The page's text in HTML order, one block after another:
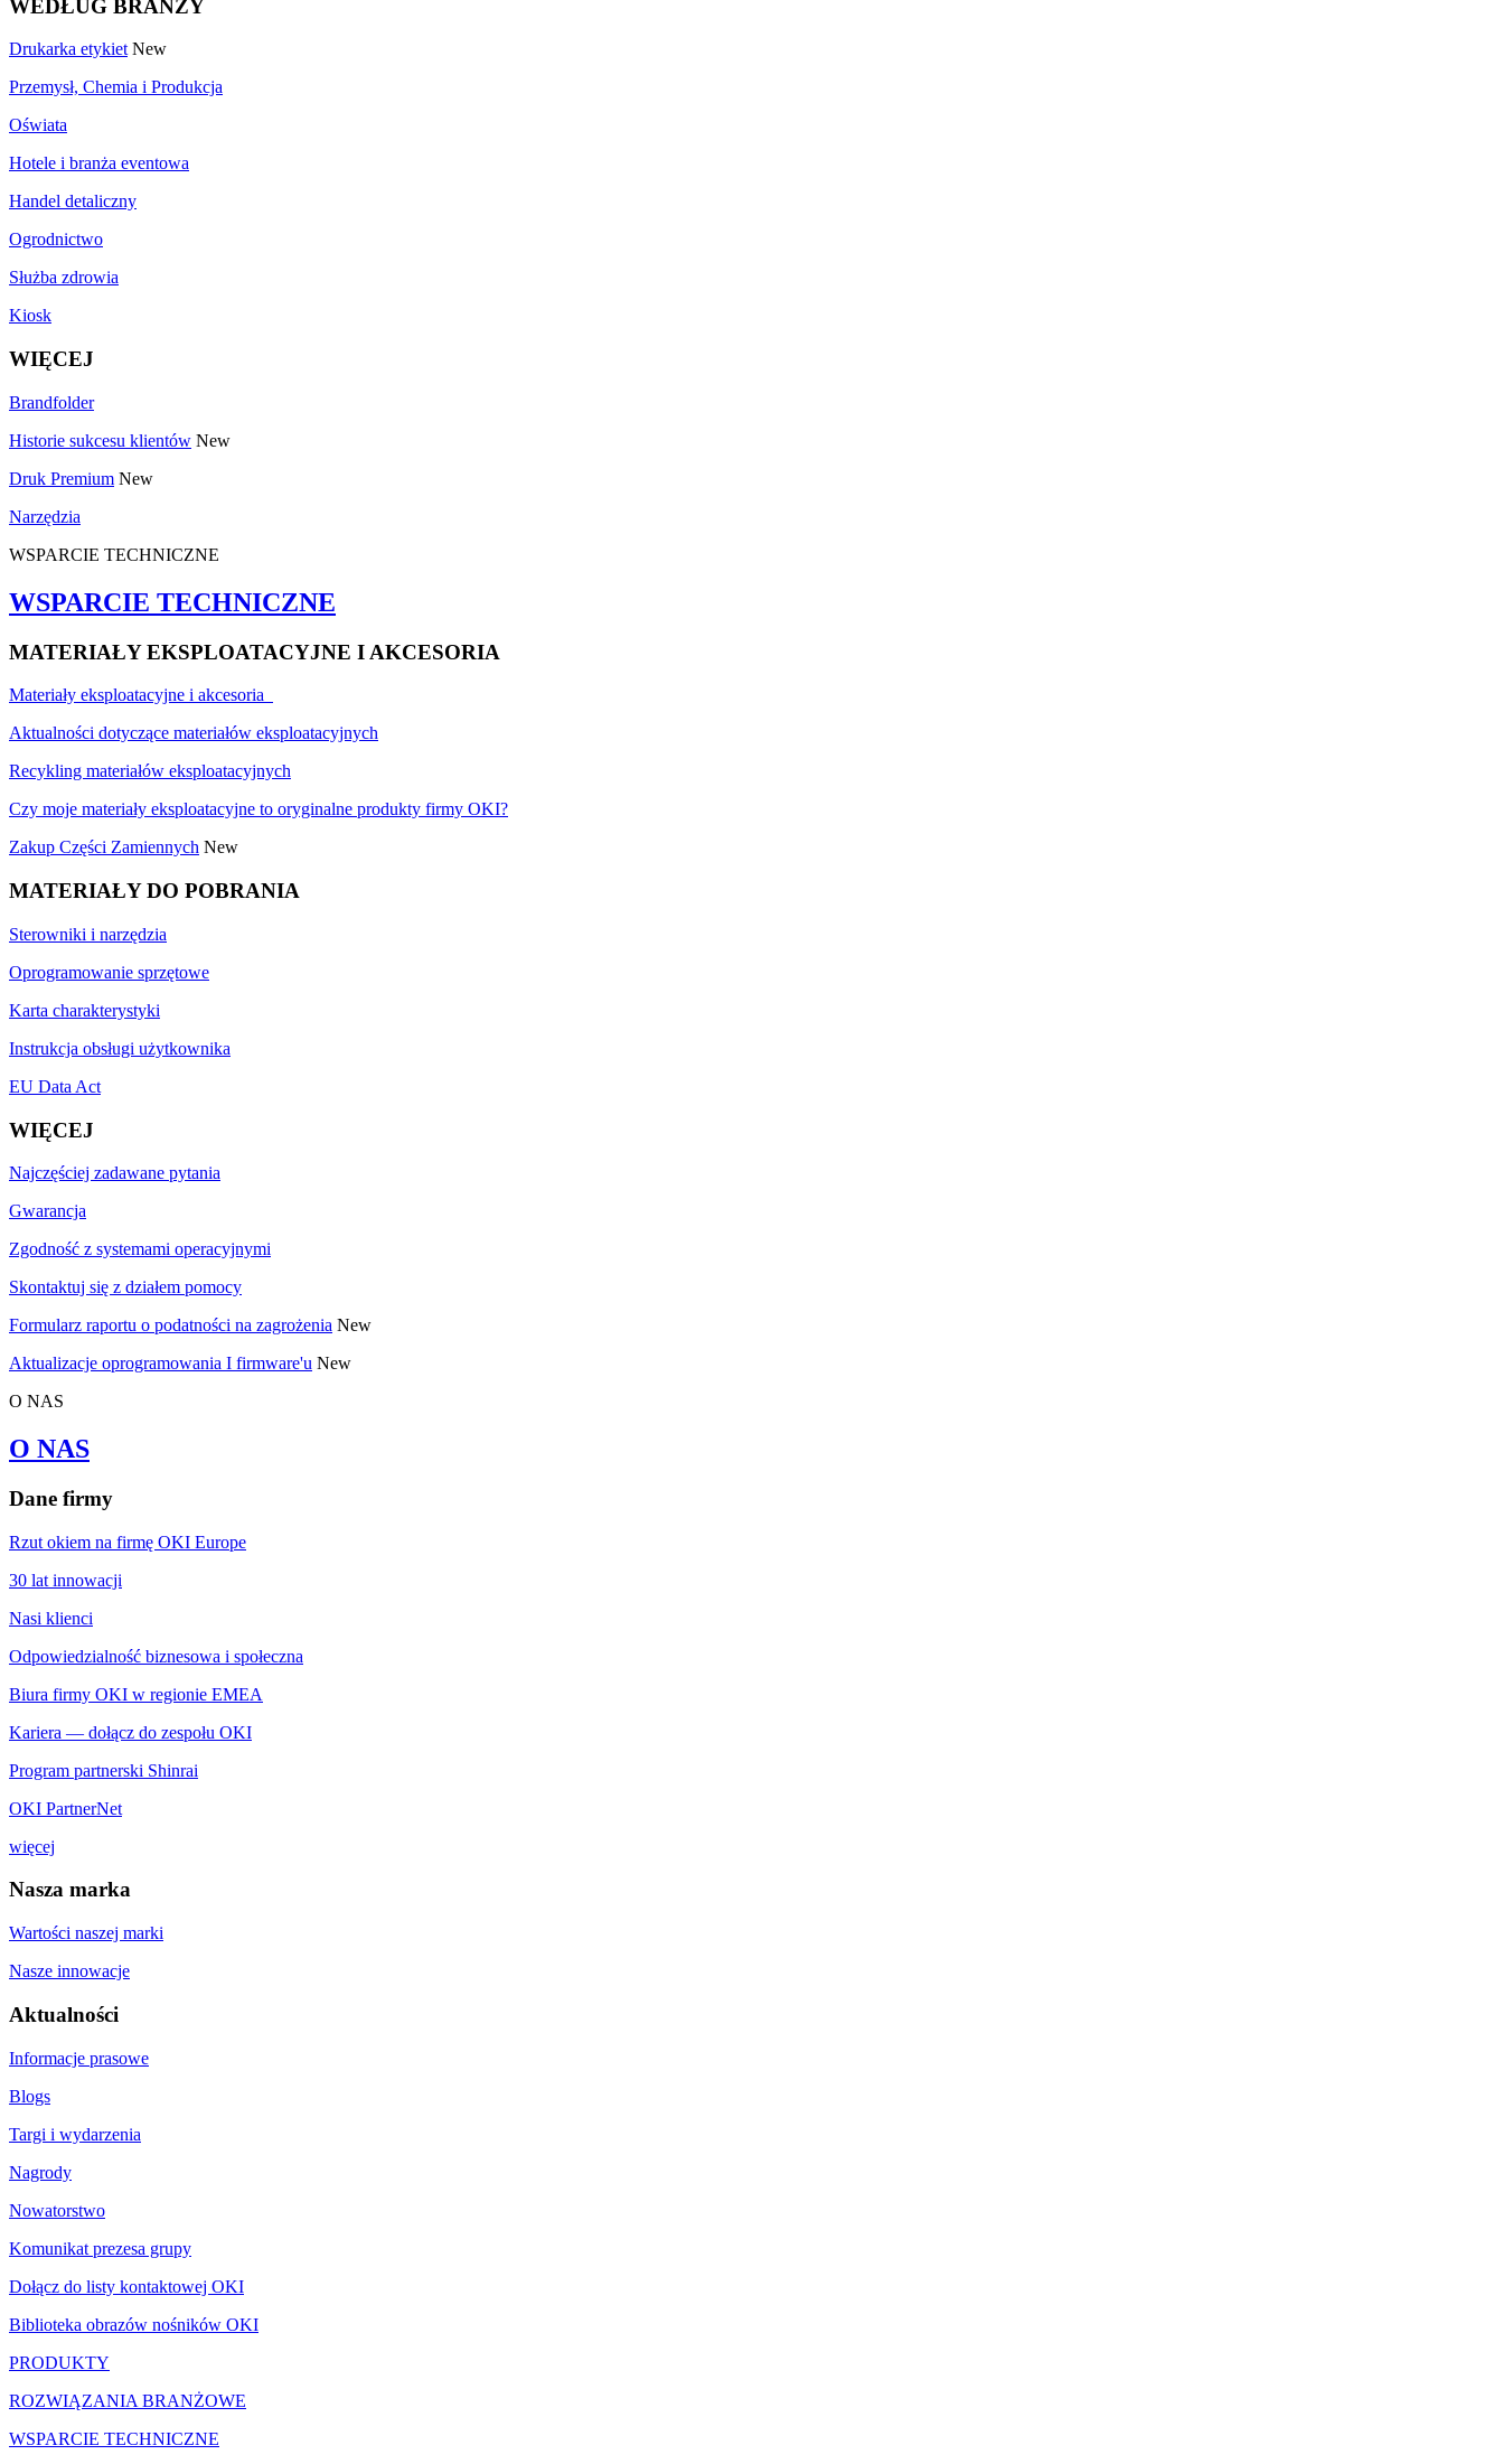
WEDŁUG BRANŻY
Drukarka etykiet New
Przemysł, Chemia i Produkcja
Oświata
Hotele i branża eventowa
Handel detaliczny
Ogrodnictwo
Służba zdrowia
Kiosk
WIĘCEJ
Brandfolder
Historie sukcesu klientów New
Druk Premium New
Narzędzia
WSPARCIE TECHNICZNE
WSPARCIE TECHNICZNE
MATERIAŁY EKSPLOATACYJNE I AKCESORIA
Materiały eksploatacyjne i akcesoria
Aktualności dotyczące materiałów eksploatacyjnych
Recykling materiałów eksploatacyjnych
Czy moje materiały eksploatacyjne to oryginalne produkty firmy OKI?
Zakup Części Zamiennych New
MATERIAŁY DO POBRANIA
Sterowniki i narzędzia
Oprogramowanie sprzętowe
Karta charakterystyki
Instrukcja obsługi użytkownika
EU Data Act
WIĘCEJ
Najczęściej zadawane pytania
Gwarancja
Zgodność z systemami operacyjnymi
Skontaktuj się z działem pomocy
Formularz raportu o podatności na zagrożenia New
Aktualizacje oprogramowania I firmware'u New
O NAS
O NAS
Dane firmy
Rzut okiem na firmę OKI Europe
30 lat innowacji
Nasi klienci
Odpowiedzialność biznesowa i społeczna
Biura firmy OKI w regionie EMEA
Kariera — dołącz do zespołu OKI
Program partnerski Shinrai
OKI PartnerNet
więcej
Nasza marka
Wartości naszej marki
Nasze innowacje
Aktualności
Informacje prasowe
Blogs
Targi i wydarzenia
Nagrody
Nowatorstwo
Komunikat prezesa grupy
Dołącz do listy kontaktowej OKI
Biblioteka obrazów nośników OKI
PRODUKTY
ROZWIĄZANIA BRANŻOWE
WSPARCIE TECHNICZNE